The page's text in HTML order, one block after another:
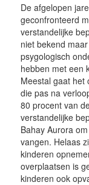
De afgelopen
geconfronteerd
verstandelijke
niet bekend
psygologisch
hebben met een
Meestal gaat het
die pas na
80 procent van
verstandelijke
Bahay Aurora
vangen. Helaas
kinderen
overplaatsen is
kinderen ook